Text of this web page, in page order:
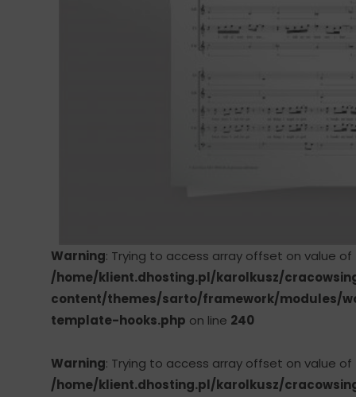
Warning: Trying to access array offset on value
/home/klient.dhosting.pl/karolkusz/
content/themes/sarto/framework/modules/
template-hooks.php on line 240
Warning: Trying to access array offset on value
/home/klient.dhosting.pl/karolkusz/